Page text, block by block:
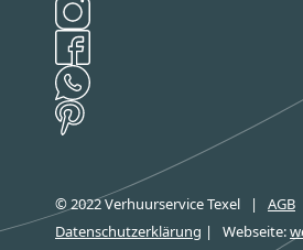
© 2022 Verhuurservice Texel | AGB
Datenschutzerklärung | Webseite: